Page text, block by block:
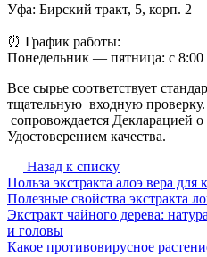
Уфа: Бирский тракт, 5, корп. 2
⏰ График работы:
Понедельник — пятница: с 8:00
Все сырье соответствует
тщательную входную
сопровождается Декларацией
Удостоверением качества.
Назад к списку
Польза экстракта алоэ вера для
Полезные свойства экстракта
Экстракт чайного дерева:
и головы
Какое противовирусное